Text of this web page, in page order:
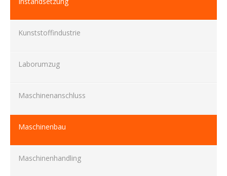
Kunststoffindustrie
Laborumzug
Maschinenanschluss
Maschinenbau
Maschinenhandling